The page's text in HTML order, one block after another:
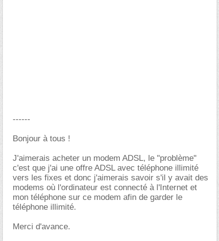
------
Bonjour à tous !
J'aimerais acheter un modem ADSL, le "problème"
c'est que j'ai une offre ADSL avec téléphone illimité
vers les fixes et donc j'aimerais savoir s'il y avait des
modems où l'ordinateur est connecté à l'Internet et
mon téléphone sur ce modem afin de garder le
téléphone illimité.
Merci d'avance.